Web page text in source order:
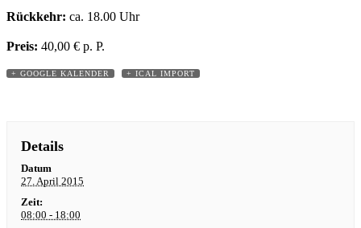
Rückkehr: ca. 18.00 Uhr
Preis: 40,00 € p. P.
+ GOOGLE KALENDER + ICAL IMPORT
Details
Datum
27. April 2015
Zeit:
08:00 - 18:00